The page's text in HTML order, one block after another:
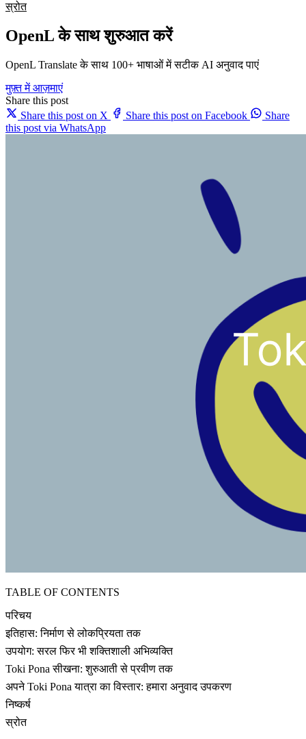
स्रोत
OpenL के साथ शुरुआत करें
OpenL Translate के साथ 100+ भाषाओं में सटीक AI अनुवाद पाएं
मुफ़्त में आज़माएं
Share this post
Share this post on X
Share this post on Facebook
Share
this post via WhatsApp
TABLE OF CONTENTS
परिचय
इतिहास: निर्माण से लोकप्रियता तक
उपयोग: सरल फिर भी शक्तिशाली अभिव्यक्ति
Toki Pona सीखना: शुरुआती से प्रवीण तक
अपने Toki Pona यात्रा का विस्तार: हमारा अनुवाद उपकरण
निष्कर्ष
स्रोत